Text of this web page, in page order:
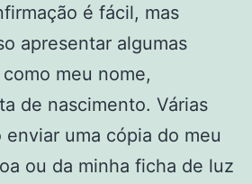
é fácil, mas
apresentar algumas
meu nome,
de nascimento. Várias
uma cópia do meu
ou da minha ficha de luz